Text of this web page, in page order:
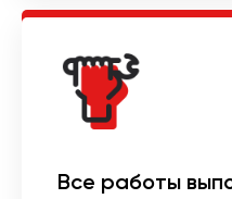
Все работы